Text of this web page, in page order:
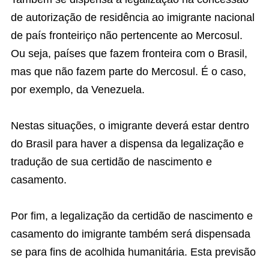
de autorização de residência ao imigrante nacional
de país fronteiriço não pertencente ao Mercosul.
Ou seja, países que fazem fronteira com o Brasil,
mas que não fazem parte do Mercosul. É o caso,
por exemplo, da Venezuela.
Nestas situações, o imigrante deverá estar dentro
do Brasil para haver a dispensa da legalização e
tradução de sua certidão de nascimento e
casamento.
Por fim, a legalização da certidão de nascimento e
casamento do imigrante também será dispensada
se para fins de acolhida humanitária. Esta previsão